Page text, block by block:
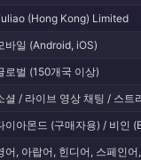
(Hong Kong) Limited
바일 (Android, iOS)
로벌 (150개국 이상)
셜 / 라이브 영상 채팅 / 스트
이아몬드 (구매자용) / 비인
어, 아랍어, 힌디어, 스페인